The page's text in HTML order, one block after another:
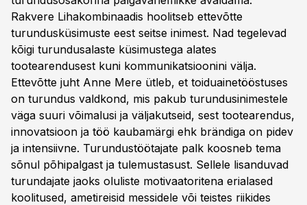
Rakvere Lihakombinaadis hoolitseb ettevõtte
turundusküsimuste eest seitse inimest. Nad tegelevad
kõigi turundusalaste küsimustega alates
tootearendusest kuni kommunikatsioonini välja.
Ettevõtte juht Anne Mere ütleb, et toiduainetööstuses
on turundus valdkond, mis pakub turundusinimestele
väga suuri võimalusi ja väljakutseid, sest tootearendus,
innovatsioon ja töö kaubamärgi ehk brändiga on pidev
ja intensiivne. Turundustöötajate palk koosneb tema
sõnul põhipalgast ja tulemustasust. Sellele lisanduvad
turundajate jaoks oluliste motivaatoritena erialased
koolitused, ametireisid messidele või teistes riikides